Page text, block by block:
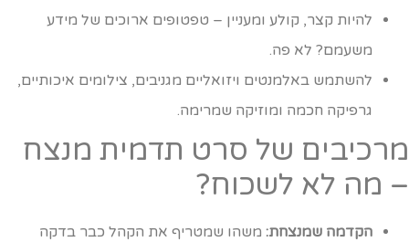
להיות קצר, קולע ומעניין – טפטופים ארוכים של מידע
משעמם? לא פה.
להשתמש באלמנטים ויזואליים מגניבים, צילומים איכותיים,
גרפיקה חכמה ומוזיקה שמרימה.
של סרט תדמית מנצח
מה לא לשכוח?
הקדמה שמנצחת:משהו שמטריף את הקהל כבר בדקה